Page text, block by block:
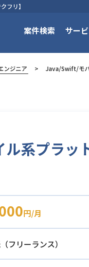
フリ】
案件検索 サー
ンジニア Java/Swift/モ
系プラッ
円/月
フリーランス）